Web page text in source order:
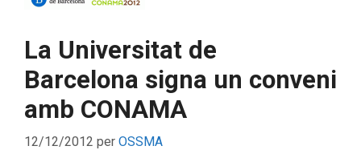
La Universitat de
Barcelona signa un conveni
amb CONAMA
12/12/2012 per OSSMA